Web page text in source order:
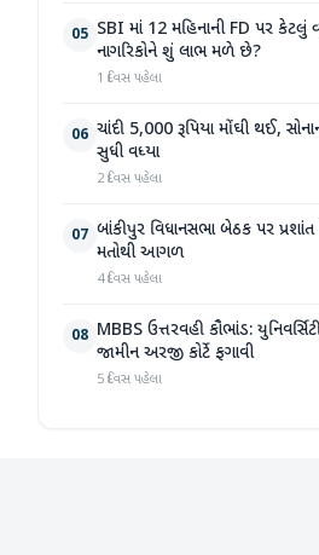
05 SBI માં 12 મહિનાની FD પર કેટલું
નાગરિકોને શું લાભ મળે છે?
1 દિવસ પહેલા
06 ચાંદી 5,000 રૂપિયા મોંઘી થઈ,
સુધી વધ્યા
2 દિવસ પહેલા
07 બાંકીપુર વિધાનસભા બેઠક પર
મતોથી આગળ
4 દિવસ પહેલા
08 MBBS ઉત્તરવહી કૌભાંડ:
જામીન અરજી કોર્ટે ફગાવી
5 દિવસ પહેલા